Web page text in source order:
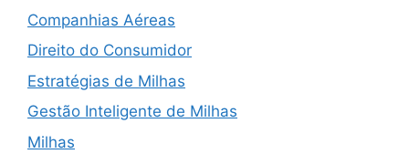
Companhias Aéreas
Direito do Consumidor
Estratégias de Milhas
Gestão Inteligente de Milhas
Milhas